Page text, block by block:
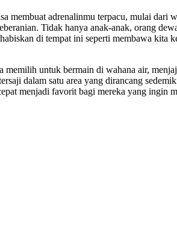
membuat adrenalinmu terpacu, mulai dari
Tidak hanya anak-anak, orang
di tempat ini seperti membawa kita
memilih untuk bermain di wahana air,
dalam satu area yang dirancang
menjadi favorit bagi mereka yang ingin